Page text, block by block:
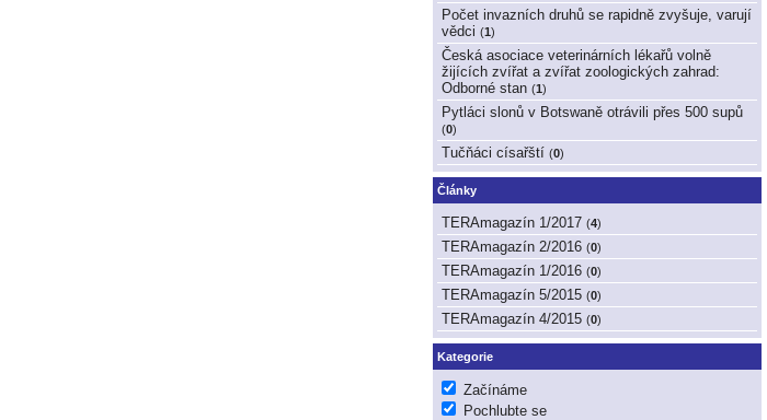
Počet invazních druhů se rapidně zvyšuje, varují
vědci (1)
Česká asociace veterinárních lékařů volně
žijících zvířat a zvířat zoologických zahrad:
Odborné stan (1)
Pytláci slonů v Botswaně otrávili přes 500 supů
(0)
Tučňáci císařští (0)
Články
TERAmagazín 1/2017 (4)
TERAmagazín 2/2016 (0)
TERAmagazín 1/2016 (0)
TERAmagazín 5/2015 (0)
TERAmagazín 4/2015 (0)
Kategorie
Začínáme
Pochlubte se